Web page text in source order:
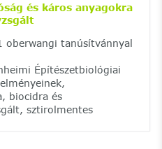
és káros anyagokra
tanúsítvánnyal
Építészetbiológiai
biocidra és
sztirolmentes